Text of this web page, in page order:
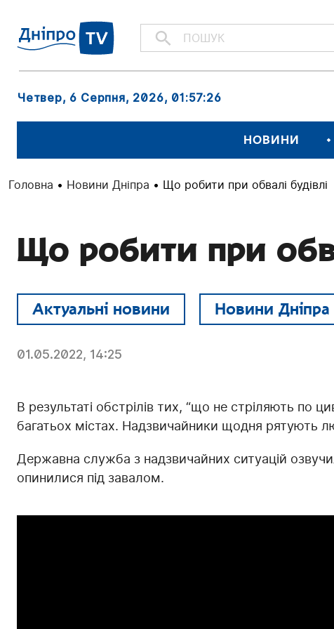
Четвер, 6 Серпня, 2026, 01:57:26
НОВИНИ
Головна • Новини Дніпра • Що робити при обвалі будівлі
Що робити при
Актуальні новини Новини Дніпра
01.05.2022, 14:25
В результаті обстрілів тих, “що не стріляють по
багатьох містах. Надзвичайники щодня рятують
Державна служба з надзвичайних ситуацій
опинилися під завалом.